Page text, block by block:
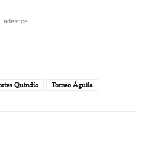
adesnce
Quindío Torneo Águila